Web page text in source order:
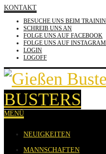
KONTAKT
BESUCHE UNS BEIM
SCHREIB UNS AN
FOLGE UNS AUF FACEBOOK
FOLGE UNS AUF INSTAGRAM
LOGIN
LOGOFF
USTERS
MENÜ
NEUIGKEITEN
MANNSCHAFTEN